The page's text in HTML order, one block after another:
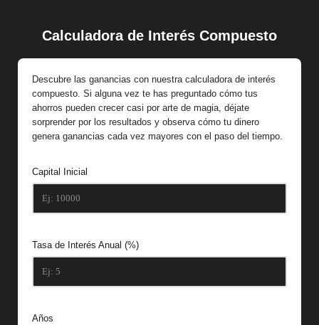
contenido
Calculadora de Interés Compuesto
Descubre las ganancias con nuestra calculadora de interés
compuesto. Si alguna vez te has preguntado cómo tus
ahorros pueden crecer casi por arte de magia, déjate
sorprender por los resultados y observa cómo tu dinero
genera ganancias cada vez mayores con el paso del tiempo.
Capital Inicial
Tasa de Interés Anual (%)
Años